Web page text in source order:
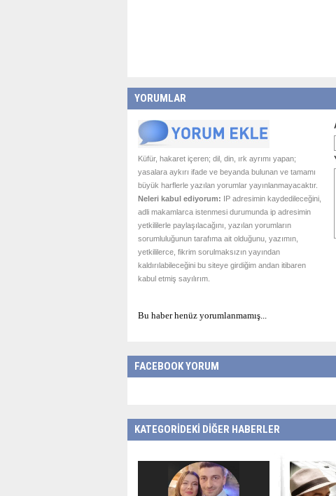
YORUMLAR
Küfür, hakaret içeren; dil, din, ırk ayrımı yapan;
yasalara aykırı ifade ve beyanda bulunan ve tamamı
büyük harflerle yazılan yorumlar yayınlanmayacaktır.
Neleri kabul ediyorum: IP adresimin kaydedileceğini,
adli makamlarca istenmesi durumunda ip adresimin
yetkililerle paylaşılacağını, yazılan yorumların
sorumluluğunun tarafıma ait olduğunu, yazımın,
yetkililerce, fikrim sorulmaksızın yayından
kaldırılabileceğini bu siteye girdiğim andan itibaren
kabul etmiş sayılırım.
Bu haber henüz yorumlanmamış...
FACEBOOK YORUM
KATEGORİDEKİ DİĞER HABERLER